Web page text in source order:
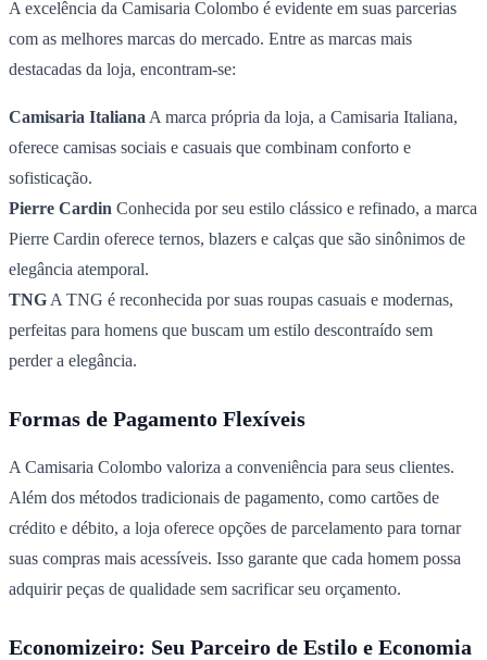
A excelência da Camisaria Colombo é evidente em suas parcerias
com as melhores marcas do mercado. Entre as marcas mais
destacadas da loja, encontram-se:
Camisaria Italiana A marca própria da loja, a Camisaria Italiana,
oferece camisas sociais e casuais que combinam conforto e
sofisticação.
Pierre Cardin Conhecida por seu estilo clássico e refinado, a marca
Pierre Cardin oferece ternos, blazers e calças que são sinônimos de
elegância atemporal.
TNG A TNG é reconhecida por suas roupas casuais e modernas,
perfeitas para homens que buscam um estilo descontraído sem
perder a elegância.
Formas de Pagamento Flexíveis
A Camisaria Colombo valoriza a conveniência para seus clientes.
Além dos métodos tradicionais de pagamento, como cartões de
crédito e débito, a loja oferece opções de parcelamento para tornar
suas compras mais acessíveis. Isso garante que cada homem possa
adquirir peças de qualidade sem sacrificar seu orçamento.
Economizeiro: Seu Parceiro de Estilo e Economia